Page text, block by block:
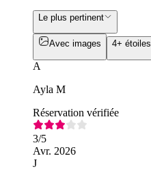
Le plus pertinent
Avec images 4+ étoiles
A
Ayla M
Réservation vérifiée
3/5
Avr. 2026
J